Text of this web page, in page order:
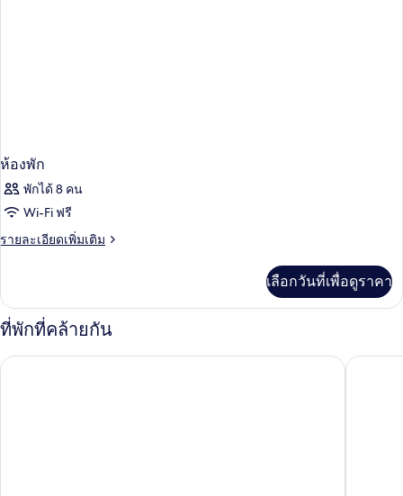
ห้องพัก
พักได้ 8 คน
Wi-Fi ฟรี
รายละเอียดเพิ่มเติม
ราย
เกี่ยว
กับ
ห้อง
เลือกวันที่เพื่อดูราคา
ที่พักที่คล้ายกัน
พิภา กรุงเทพฯ สุขุมวิท 11 โดย คิงส์ตัน โฮเทลส์ ษามาลา